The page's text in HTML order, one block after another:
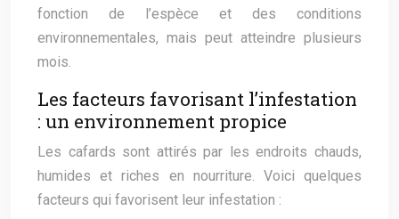
fonction de l’espèce et des conditions
environnementales, mais peut atteindre plusieurs
mois.
Les facteurs favorisant l’infestation
: un environnement propice
Les cafards sont attirés par les endroits chauds,
humides et riches en nourriture. Voici quelques
facteurs qui favorisent leur infestation :